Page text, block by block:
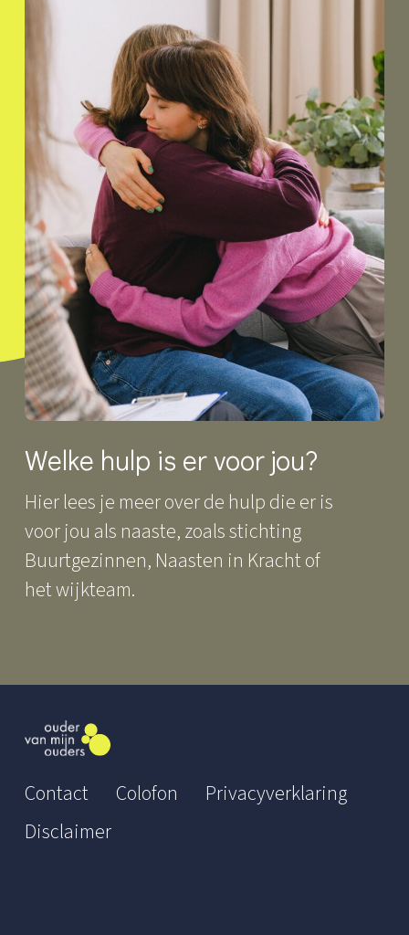
Welke hulp is er voor jou?
Hier lees je meer over de hulp die er is
voor jou als naaste, zoals stichting
Buurtgezinnen, Naasten in Kracht of
het wijkteam.
Contact Colofon
Privacyverklaring
Disclaimer